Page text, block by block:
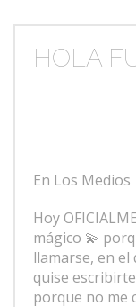
HOLA
En Los Medios
Hoy
mágico 💫
llamarse, en el
quise
porque no me